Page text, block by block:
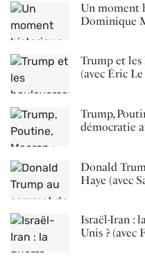
Un moment
Dominique
Trump et les
(avec Éric
Trump,
démocratie
Donald
Haye (avec
Israël-Iran :
Unis ? (avec